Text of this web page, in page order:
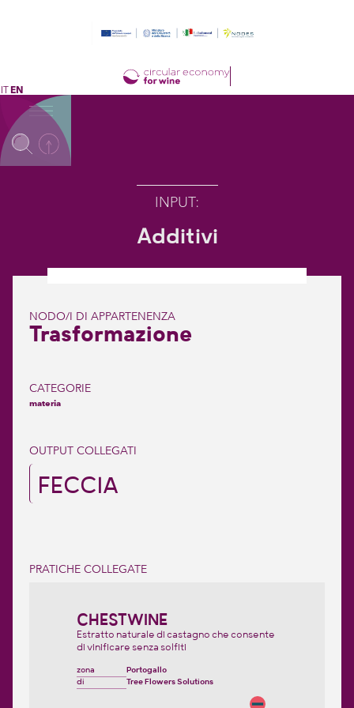
ITEN
INPUT:
Additivi
NODO/I DI APPARTENENZA
Trasformazione
CATEGORIE
materia
OUTPUT COLLEGATI
FECCIA
PRATICHE COLLEGATE
CHESTWINE
Estratto naturale di castagno che consente
di vinificare senza solfiti
zona
Portogallo
di
Tree Flowers Solutions